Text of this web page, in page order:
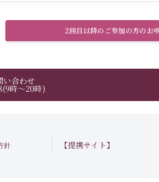
2回目以降のご参加の方のお
い合わせ
時～20時)
針 【提携サイト】